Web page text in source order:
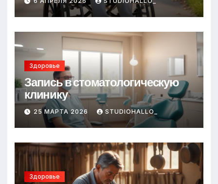
Здоровье
Запись в стоматологическую
клинику
25 МАРТА 2026 STUDIOHALLO_
Здоровье